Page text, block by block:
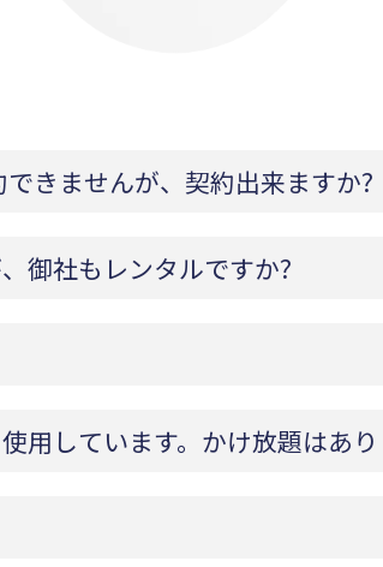
きませんが、契約出来ますか?
御社もレンタルですか?
用しています。かけ放題はあ